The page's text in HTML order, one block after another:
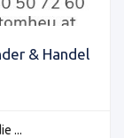
& Handel
...